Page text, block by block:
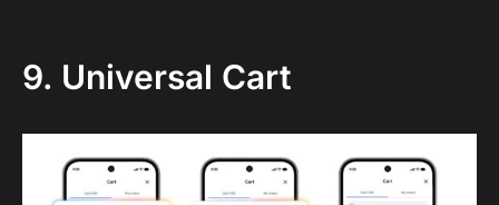
9. Universal Cart